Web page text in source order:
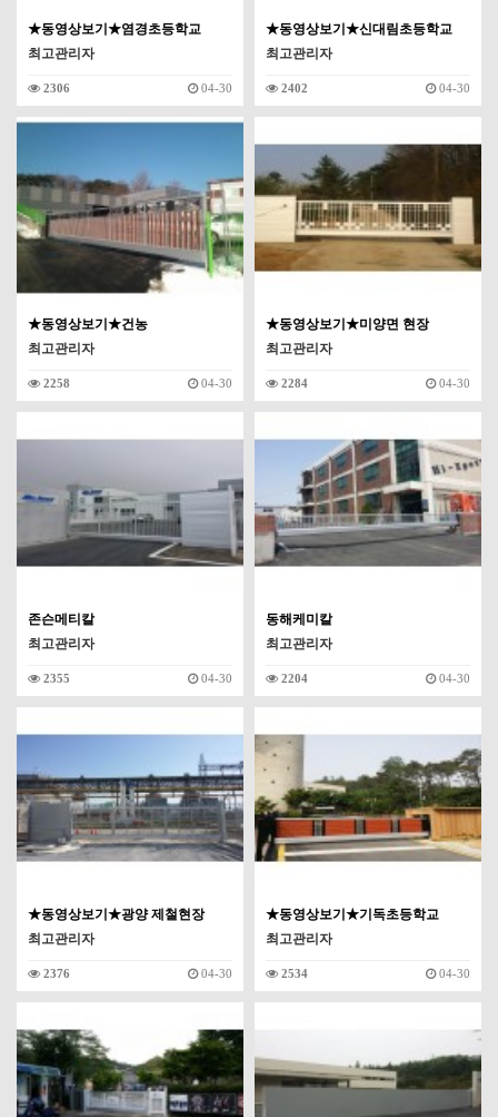
★동영상보기★염경초등학교
최고관리자
2306 04-30
★동영상보기★신대림초등학교
최고관리자
2402 04-30
★동영상보기★건농
최고관리자
2258 04-30
★동영상보기★미양면 현장
최고관리자
2284 04-30
존슨메티칼
최고관리자
2355 04-30
동해케미칼
최고관리자
2204 04-30
★동영상보기★광양 제철현장
최고관리자
2376 04-30
★동영상보기★기독초등학교
최고관리자
2534 04-30